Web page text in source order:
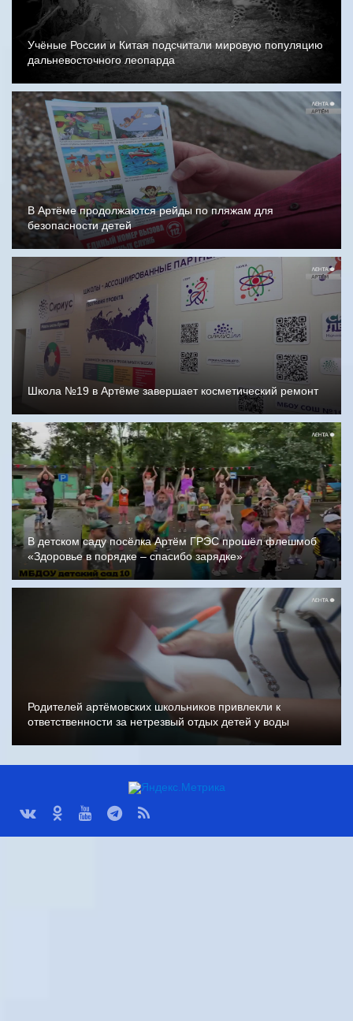
Учёные России и Китая подсчитали мировую популяцию
дальневосточного леопарда
В Артёме продолжаются рейды по пляжам для
безопасности детей
Школа №19 в Артёме завершает косметический ремонт
В детском саду посёлка Артём ГРЭС прошёл флешмоб
«Здоровье в порядке – спасибо зарядке»
Родителей артёмовских школьников привлекли к
ответственности за нетрезвый отдых детей у воды